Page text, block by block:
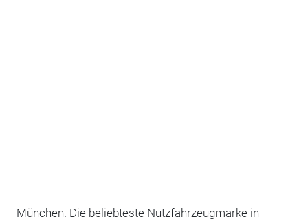
München. Die beliebteste Nutzfahrzeugmarke in